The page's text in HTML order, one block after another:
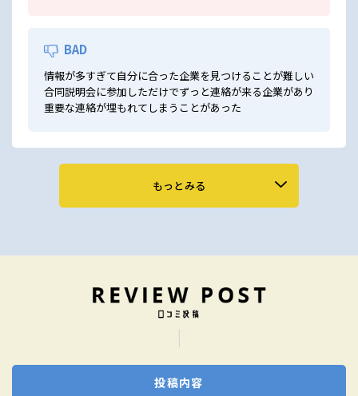
BAD
情報が多すぎて自分に合った企業を見つけることが難しい
合同説明会に参加しただけでずっと連絡が来る企業があり
重要な連絡が埋もれてしまうことがあった
もっとみる
投稿内容